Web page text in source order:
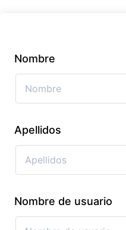
Nombre
Apellidos
Nombre de usuario